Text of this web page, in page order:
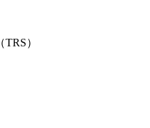
）